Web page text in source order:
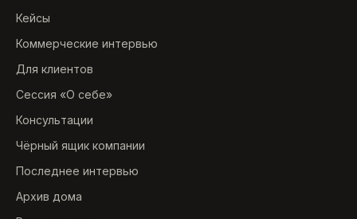
Кейсы
Коммерческие интервью
Для клиентов
Сессия «О себе»
Консультации
Чёрный ящик компании
Последнее интервью
Архив дома